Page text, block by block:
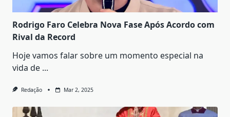
Rodrigo Faro Celebra Nova Fase Após Acordo com
Rival da Record
Hoje vamos falar sobre um momento especial na
vida de ...
Redação Mar 2, 2025